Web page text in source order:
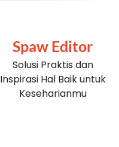
Spaw Editor
Solusi Praktis dan
Inspirasi Hal Baik untuk
Keseharianmu